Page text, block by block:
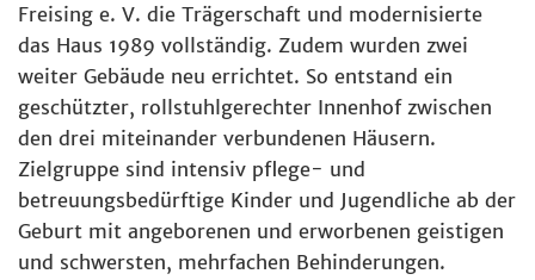
Freising e. V. die Trägerschaft und modernisierte
das Haus 1989 vollständig. Zudem wurden zwei
weiter Gebäude neu errichtet. So entstand ein
geschützter, rollstuhlgerechter Innenhof zwischen
den drei miteinander verbundenen Häusern.
Zielgruppe sind intensiv pflege- und
betreuungsbedürftige Kinder und Jugendliche ab der
Geburt mit angeborenen und erworbenen geistigen
und schwersten, mehrfachen Behinderungen.